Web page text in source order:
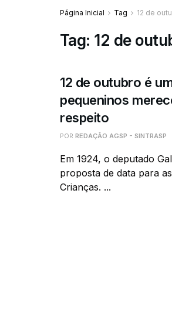
Página Inicial Tag 12 de
Tag: 12 de
12 de outubro é
pequeninos
respeito
POR REDAÇÃO AGSP - SINTRASP
Em 1924, o deputado
proposta de data para
Crianças. ...